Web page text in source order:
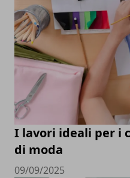
I lavori ideali per i
di moda
09/09/2025